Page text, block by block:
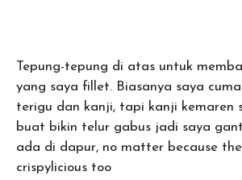
Tepung-tepung di atas untuk
yang saya fillet. Biasanya saya
terigu dan kanji, tapi kanji kemaren
buat bikin telur gabus jadi saya
ada di dapur, no matter because
crispylicious too